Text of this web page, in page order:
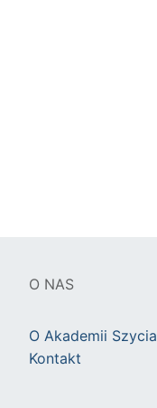
O NAS
O Akademii Szycia
Kontakt